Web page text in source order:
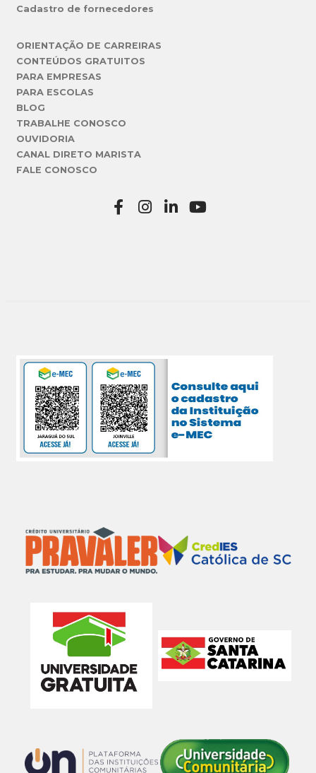
Cadastro de fornecedores
ORIENTAÇÃO DE CARREIRAS
CONTEÚDOS GRATUITOS
PARA EMPRESAS
PARA ESCOLAS
BLOG
TRABALHE CONOSCO
OUVIDORIA
CANAL DIRETO MARISTA
FALE CONOSCO